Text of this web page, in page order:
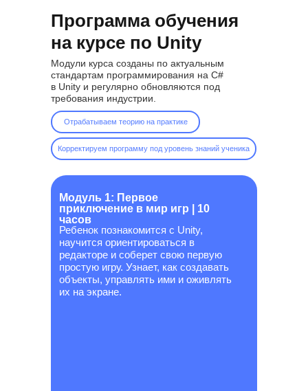
4+ лет стаж работы с детьми
Андрей Быков
Объясняю сложное простым языком.
как он работает. Так ребенок создает
игру мечты с нуля.
Программа обучения
на курсе по Unity
Модули курса созданы по актуальным
стандартам программирования на C#
в Unity и регулярно обновляются под
требования индустрии.
Корректируем программу под уровень знаний ученика
Отрабатываем теорию на практике
Модуль 1: Первое
приключение в мир игр | 10
часов
Ребенок познакомится с Unity,
научится ориентироваться в
редакторе и соберет свою первую
простую игру. Узнает, как создавать
объекты, управлять ими и оживлять
их на экране.